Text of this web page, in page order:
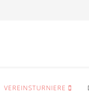
VEREINSTURNIERE